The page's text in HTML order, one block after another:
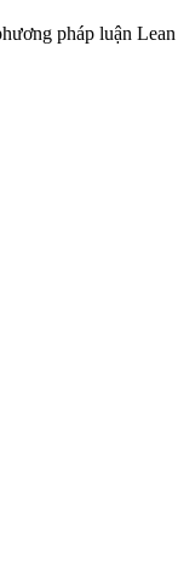
pháp luận